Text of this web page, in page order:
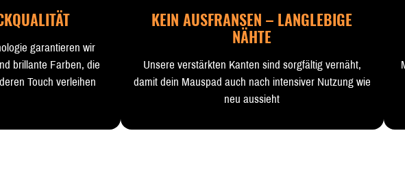
garantieren wir
brillante Farben, die
Touch verleihen
KEIN AUSFRANSEN – LANGLEBIGE
NÄHTE
Unsere verstärkten Kanten sind sorgfältig vernäht,
damit dein Mauspad auch nach intensiver Nutzung wie
neu aussieht